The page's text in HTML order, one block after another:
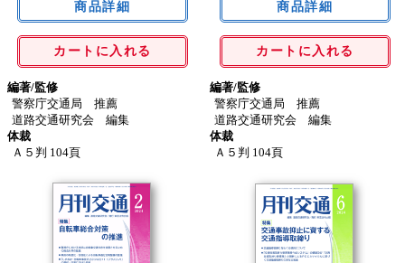
カートに入れる
編著/監修
警察庁交通局 推薦
道路交通研究会 編集
体裁
Ａ５判 104頁
カートに入れる
編著/監修
警察庁交通局 推薦
道路交通研究会 編集
体裁
Ａ５判 104頁